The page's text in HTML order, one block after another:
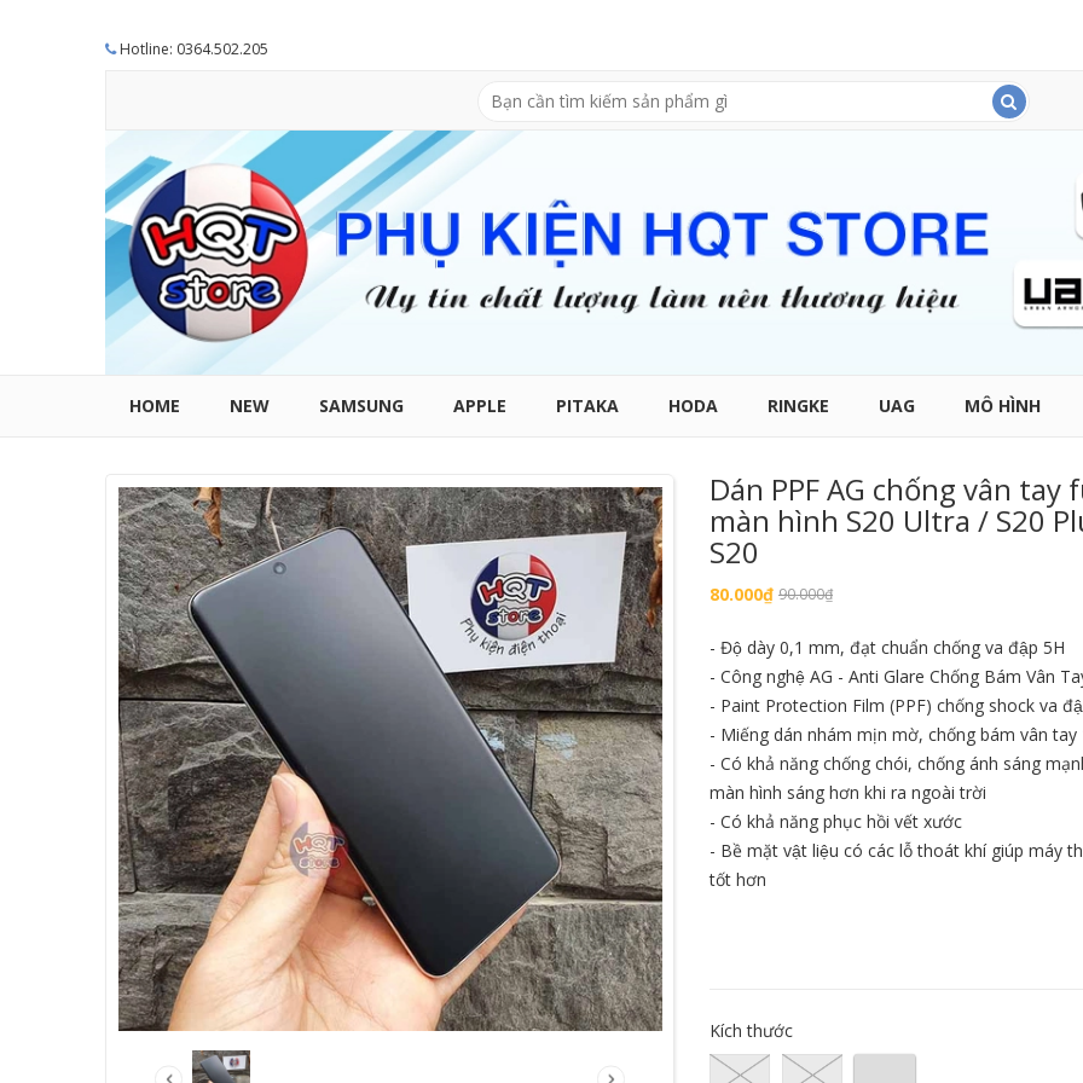
Hotline: 0364.502.205
HOME NEW SAMSUNG APPLE PITAKA HODA RINGKE UAG MÔ HÌNH
Dán PPF AG chống vân tay
màn hình S20 Ultra / S20
S20
80.000₫ 90.000₫
- Độ dày 0,1 mm, đạt chuẩn chống va đập 5H
- Công nghệ AG - Anti Glare Chống Bám Vân
- Paint Protection Film (PPF) chống shock va
- Miếng dán nhám mịn mờ, chống bám vân tay
- Có khả năng chống chói, chống ánh sáng
màn hình sáng hơn khi ra ngoài trời
- Có khả năng phục hồi vết xước
- Bề mặt vật liệu có các lỗ thoát khí giúp máy
tốt hơn
Kích thước
HẾT HÀNG
Mô hình iRon Man Mark 16 ZD
Toys Nightclub chính hãng tỉ lệ
Hết hàng
HẾT HÀNG
Mô hình Khủng Long
Concavenator Haolonggood tỉ
lệ 1/35
350.000₫
Mô hình T-
Jurassic Park
5.500.000₫